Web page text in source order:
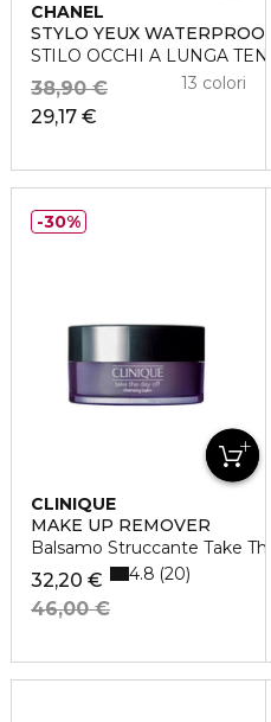
CHANEL
STYLO YEUX WATERPROOF
STILO OCCHI A LUNGA
29,17 €
38,90 € 13 colori
CLINIQUE
MAKE UP REMOVER
Balsamo Struccante Take
32,20 €
46,00 €
4.8 20
30%